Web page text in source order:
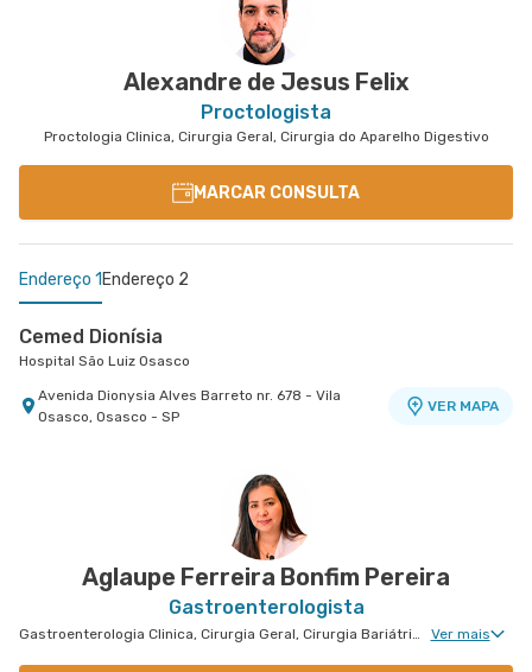
Alexandre de Jesus Felix
Proctologista
Proctologia Clinica, Cirurgia Geral, Cirurgia do Aparelho Digestivo
MARCAR CONSULTA
Endereço 1 Endereço 2
Cemed Dionísia
Hospital São Luiz Osasco
Avenida Dionysia Alves Barreto nr. 678 - Vila
Osasco, Osasco - SP
VER MAPA
Avenida Marcos Penteado de Ulhoa Rodrigues nr.
939 Edificio Jatobá - Torre Ii 1° Andar - Tambore,
Aglaupe Ferreira Bonfim Pereira
Gastroenterologista
Gastroenterologia Clinica, Cirurgia Geral, Cirurgia Bariátrica, Cirurgia do Aparelho Digestivo, Doenças Inflamatórias Intestinais, Cirurgia Oncológica, Cirurgia Oncológica do Aparelho Digestivo Ver mais